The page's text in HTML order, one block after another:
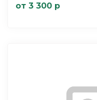
от 3 300 р